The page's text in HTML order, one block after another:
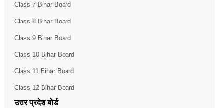
Class 7 Bihar Board
Class 8 Bihar Board
Class 9 Bihar Board
Class 10 Bihar Board
Class 11 Bihar Board
Class 12 Bihar Board
उत्तर प्रदेश बोर्ड